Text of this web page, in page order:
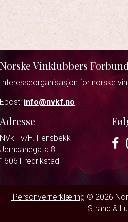
Norske Vinklubbers
Interesseorganisasjon for norske
Epost: info@nvkf.no
Adresse
NVkF v/H. Fensbekk
Jernbanegata 8
1606 Fredrikstad
Personvernerklæring © 2026
Strand &